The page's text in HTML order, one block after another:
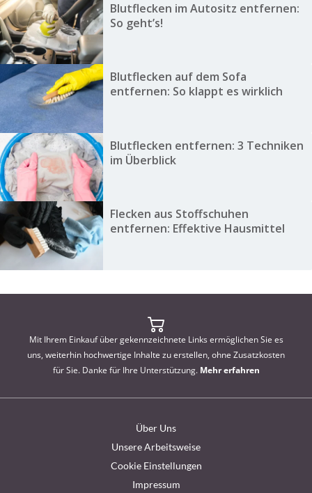
Blutflecken im Autositz entfernen:
So geht’s!
Blutflecken auf dem Sofa
entfernen: So klappt es wirklich
Blutflecken entfernen: 3 Techniken
im Überblick
Flecken aus Stoffschuhen
entfernen: Effektive Hausmittel
Mit Ihrem Einkauf über gekennzeichnete Links ermöglichen Sie es
uns, weiterhin hochwertige Inhalte zu erstellen, ohne Zusatzkosten
für Sie. Danke für Ihre Unterstützung. Mehr erfahren
Über Uns
Unsere Arbeitsweise
Cookie Einstellungen
Impressum